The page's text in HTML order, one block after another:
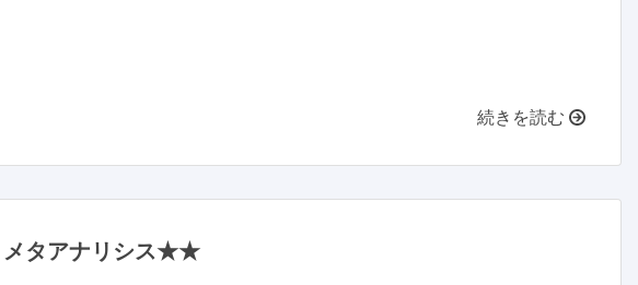
続きを読む
メタアナリシス★★